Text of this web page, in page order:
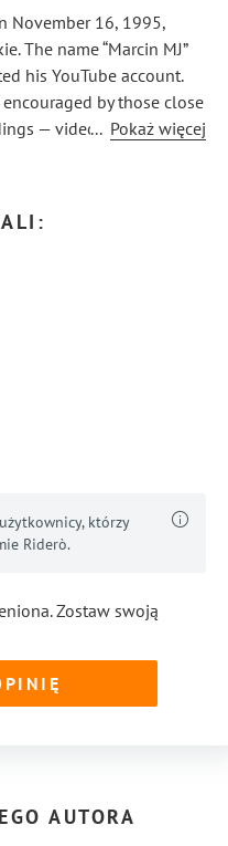
November 16, 1995,
The name “Marcin MJ”
his YouTube account.
by those close
— videos of himself
way, transformed
... Pokaż więcej
którzy
Riderò.
Zostaw swoją
AUTORA